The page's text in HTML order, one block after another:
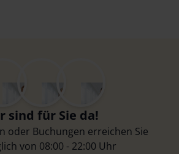
sind für Sie da!
oder Buchungen erreichen Sie
von 08:00 - 22:00 Uhr